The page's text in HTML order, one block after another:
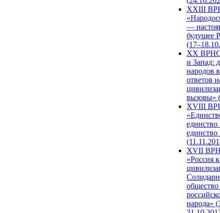
XXIII
—
будущее
XX ВРНС
и Запад:
народов
ответов
вызовы»
XVIII
единство
единство
XVII
«Россия
народа»